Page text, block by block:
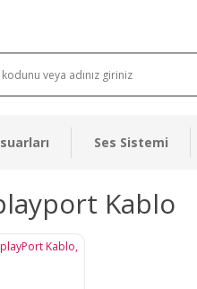
Ses Sistemi
Kablo